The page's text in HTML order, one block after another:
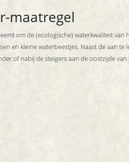
maatregel
om de (ecologische) waterkwaliteit
en kleine waterbeestjes. Naast de aan
of nabij de steigers aan de oostzijde van